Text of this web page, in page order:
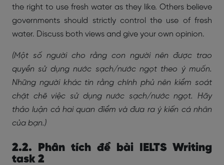
the right to use fresh water as they like. Others believe
governments should strictly control the use of fresh
water. Discuss both views and give your own opinion.
(Một số người cho rằng con người nên được trao
quyền sử dụng nước sạch/nước ngọt theo ý muốn.
Những người khác tin rằng chính phủ nên kiểm soát
chặt chẽ việc sử dụng nước sạch/nước ngọt. Hãy
thảo luận cả hai quan điểm và đưa ra ý kiến cá nhân
của bạn.)
2.2. Phân tích đề bài IELTS Writing
task 2